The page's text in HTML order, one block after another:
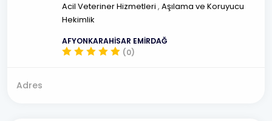
Acil Veteriner Hizmetleri , Aşılama ve Koruyucu
Hekimlik
AFYONKARAHİSAR EMİRDAĞ
(0)
Adres